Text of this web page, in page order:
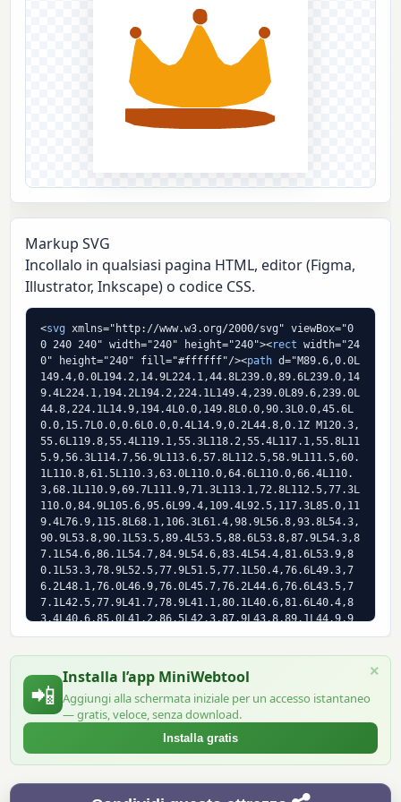
Markup SVG
Incollalo in qualsiasi pagina HTML, editor (Figma,
Illustrator, Inkscape) o codice CSS.
<svg xmlns="http://www.w3.org/2000/svg" viewBox="0
0 240 240" width="240" height="240"><rect width="24
0" height="240" fill="#ffffff"/><path d="M89.6,0.0L
149.4,0.0L194.2,14.9L224.1,44.8L239.0,89.6L239.0,14
9.4L224.1,194.2L194.2,224.1L149.4,239.0L89.6,239.0L
44.8,224.1L14.9,194.4L0.0,149.8L0.0,90.3L0.0,45.6L
0.0,15.7L0.0,0.6L0.0,0.4L14.9,0.2L44.8,0.1Z M120.3,
55.6L119.8,55.4L119.1,55.3L118.2,55.4L117.1,55.8L11
5.9,56.3L114.7,56.9L113.6,57.8L112.5,58.9L111.5,60.
1L110.8,61.5L110.3,63.0L110.0,64.6L110.0,66.4L110.
3,68.1L110.9,69.7L111.9,71.3L113.1,72.8L112.5,77.3L
110.0,84.9L105.6,95.6L99.4,109.4L92.5,117.3L85.0,11
9.4L76.9,115.8L68.1,106.3L61.4,98.9L56.8,93.8L54.3,
90.9L53.8,90.1L53.5,89.4L53.5,88.6L53.8,87.9L54.3,8
7.1L54.6,86.1L54.7,84.9L54.6,83.4L54.4,81.6L53.9,8
0.1L53.3,78.9L52.5,77.9L51.5,77.1L50.4,76.6L49.3,7
6.2L48.1,76.0L46.9,76.0L45.7,76.2L44.6,76.6L43.5,7
7.1L42.5,77.9L41.7,78.9L41.1,80.1L40.6,81.6L40.4,8
3.4L40.6,85.0L41.2,86.5L42.3,87.9L43.8,89.1L44.9,9
0.2L45.6,91.1L46.0,91.8L46.0,92.3L45.3,97.1L43.9,10
L141.0,191.4L172.5,189.5L193.5,186.0L204.0,180.9L20
4.0,174.1L203.3,164.6L201.9,152.4L199.9,137.4L197.
1,119.6L195.1,106.2L193.7,97.1L193.0,92.3L193.0,91.
8L193.4,91.1L194.1,90.2L195.3,89.1L196.8,87.9L197.
8,86.5L198.4,85.0L198.6,83.4L198.4,81.6L197.9,80.1L
197.3,78.9L196.5,77.9L195.5,77.1L194.4,76.6L193.3,7
7.5,77.1L186.5,77.9L185.7,78.9L185.1,80.1L184.6,81.
📲
Installa l’app MiniWebtool
Aggiungi alla schermata iniziale per un accesso istantaneo
— gratis, veloce, senza download.
Installa gratis
×